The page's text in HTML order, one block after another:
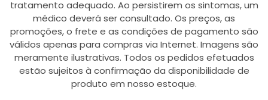
tratamento adequado. Ao persistirem os sintomas, um
médico deverá ser consultado. Os preços, as
promoções, o frete e as condições de pagamento são
válidos apenas para compras via Internet. Imagens são
meramente ilustrativas. Todos os pedidos efetuados
estão sujeitos à confirmação da disponibilidade de
produto em nosso estoque.